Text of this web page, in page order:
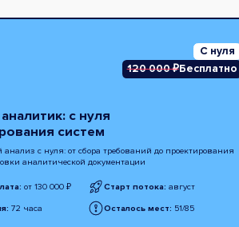
С нуля
120 000 ₽Бесплатно
с нуля
систем
анализ с нуля: от сбора требований до проектирования
аналитической документации
от 130 000 ₽ Старт потока: август
72 часа Осталось мест: 51/85